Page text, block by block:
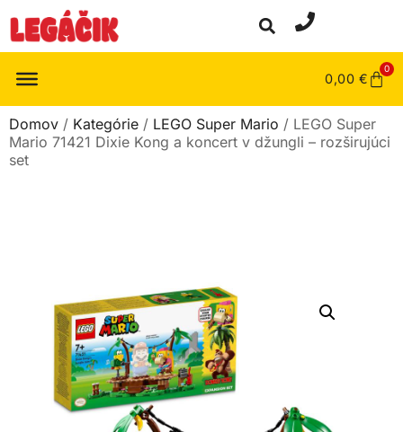
0,00 €
0
Domov / Kategórie / LEGO Super Mario / LEGO Super
Mario 71421 Dixie Kong a koncert v džungli – rozširujúci
set